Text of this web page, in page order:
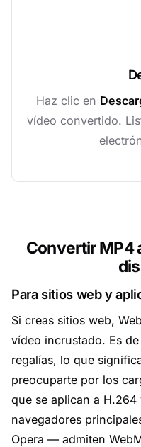
Haz clic en
vídeo convertido.
Convertir MP4
Para sitios web y
Si creas sitios web,
vídeo incrustado. Es
regalías, lo que
preocuparte por los
que se aplican a
navegadores
Opera — admiten